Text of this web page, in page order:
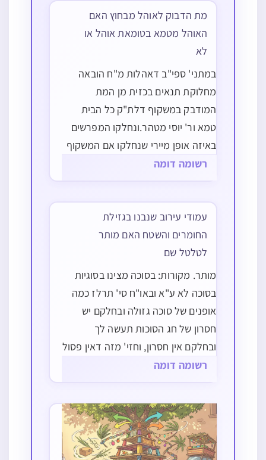
מת הדבוק לאוהל מבחוץ האם
האוהל מטמא בטומאת אוהל או
לא
במתני' ספי"ב דאהלות מ"ח הובאה
מחלוקת תנאים בכזית מן המת
המודבק במשקוף דלת"ק כל הבית
טמא ור' יוסי מטהר.ונחלקו המפרשים
באיזה אופן מיירי שנחלקו אם המשקוף
מביא טומאה אל הבית, דבר"ש ורע"ב
חזו"א אהלות סי' ז סקט"ו ע"פ התוס'
חולין…
רשומה דומה
עמודי עירוב שנבנו בגזילת
החומרים והשטח האם מותר
לטלטל שם
מותר. מקורות: בסוכה מצינו בסוגיות
בסוכה לא ע"א ובאו"ח סי' תרלז כמה
אופנים של סוכה גזולה ובחלקם יש
חסרון של חג הסוכות תעשה לך
ובחלקם אין חסרון, וחזי' מזה דאין פסול
של גזילה משום שבאה בעבירה, ויש
כשרה לשבת הבאה וגם לשבת זו הוא
חסרון…
רשומה דומה